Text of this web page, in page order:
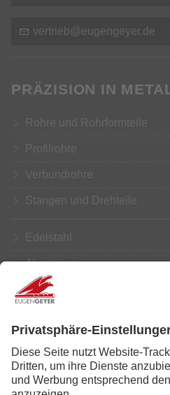
v rtr b g ng y r d
PRÄZISION IN
Rohre und Rohrformteile
Profilrohre
Verbundrohre
Stangen und Drehteile
Edelstahl
Aluminium
Kupfer
Weiterbearbeitung
Service